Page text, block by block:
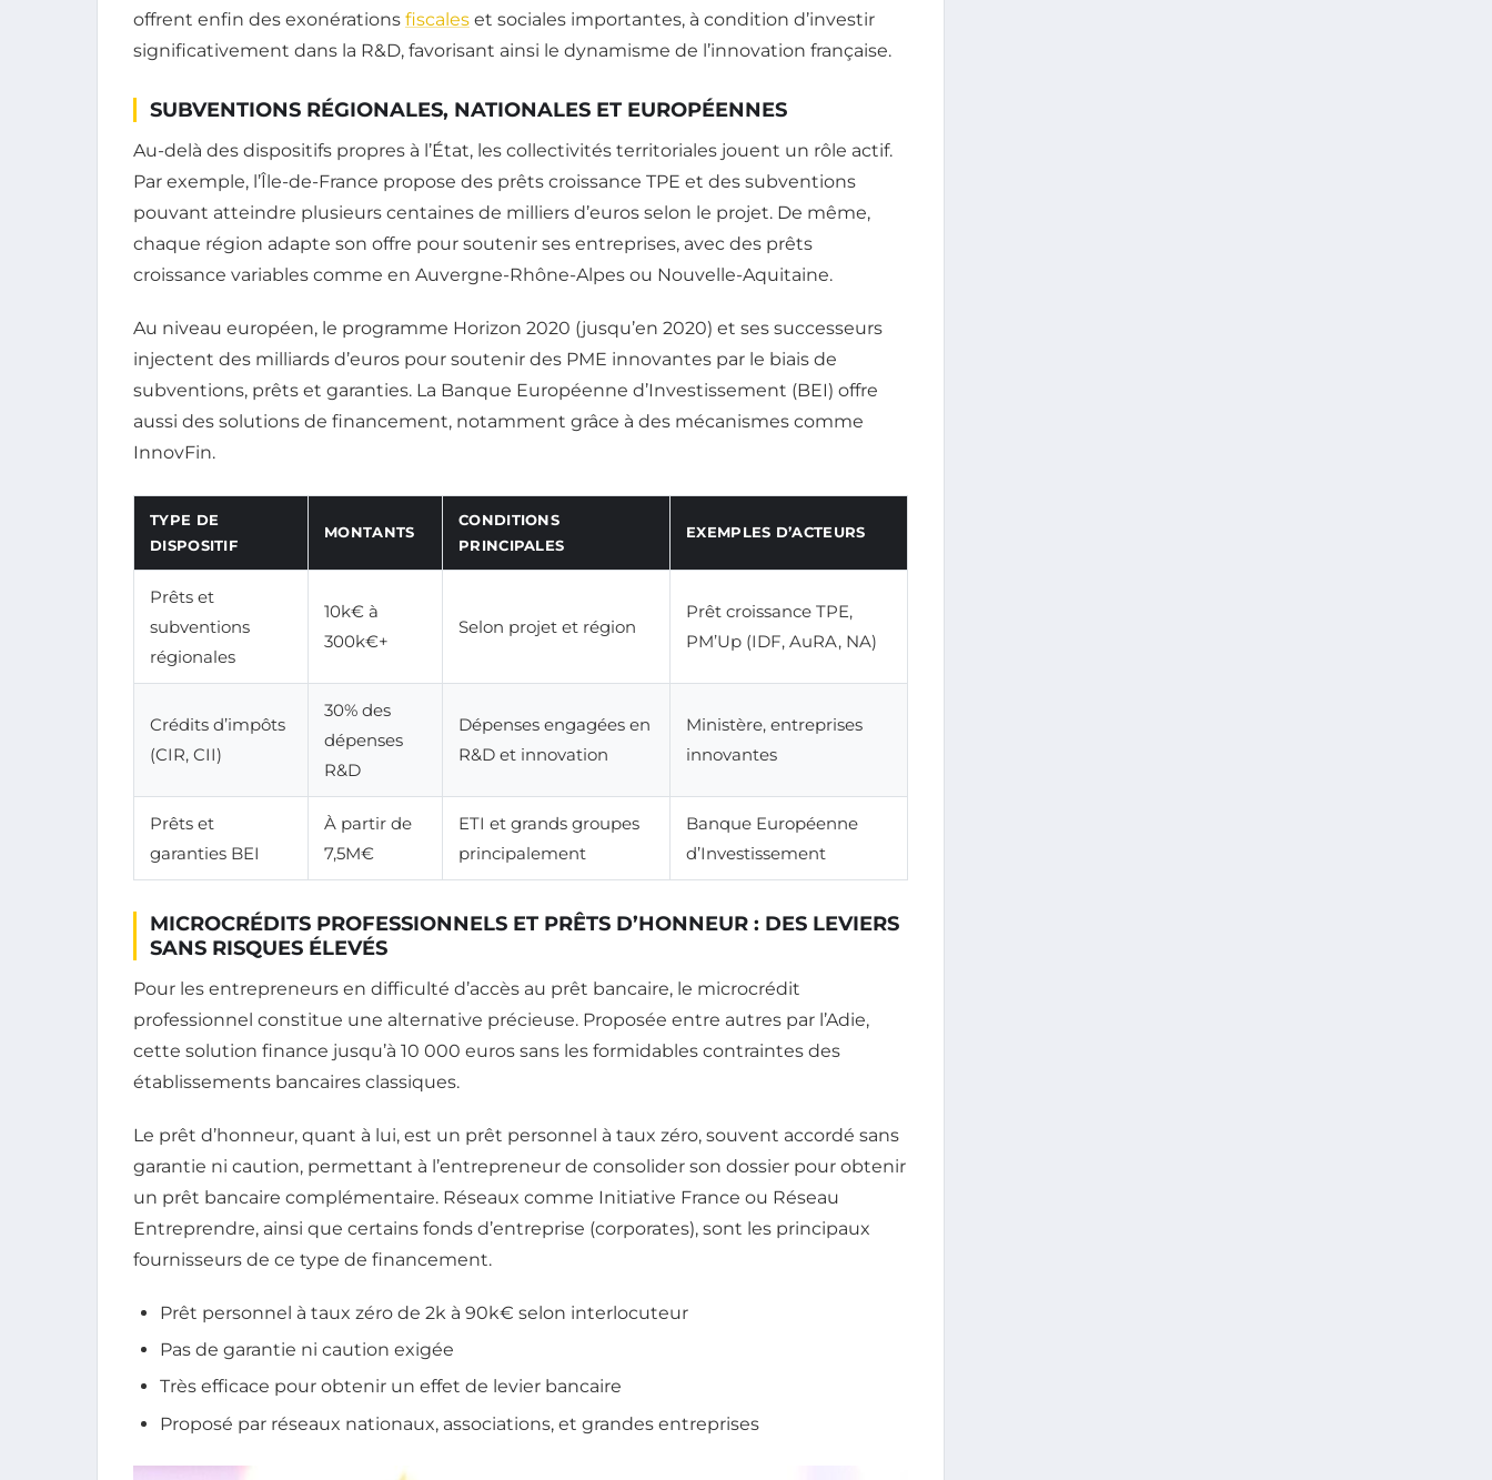
offrent enfin des exonérations fiscales et sociales importantes, à condition d’investir
significativement dans la R&D, favorisant ainsi le dynamisme de l’innovation française.
SUBVENTIONS RÉGIONALES, NATIONALES ET EUROPÉENNES
Au-delà des dispositifs propres à l’État, les collectivités territoriales jouent un rôle actif.
Par exemple, l’Île-de-France propose des prêts croissance TPE et des subventions
pouvant atteindre plusieurs centaines de milliers d’euros selon le projet. De même,
chaque région adapte son offre pour soutenir ses entreprises, avec des prêts
croissance variables comme en Auvergne-Rhône-Alpes ou Nouvelle-Aquitaine.
Au niveau européen, le programme Horizon 2020 (jusqu’en 2020) et ses successeurs
injectent des milliards d’euros pour soutenir des PME innovantes par le biais de
subventions, prêts et garanties. La Banque Européenne d’Investissement (BEI) offre
aussi des solutions de financement, notamment grâce à des mécanismes comme
InnovFin.
TYPE DE
DISPOSITIF
MONTANTS
CONDITIONS
PRINCIPALES
EXEMPLES D’ACTEURS
Prêts et
subventions
régionales
10k€ à
300k€+
Selon projet et région
Prêt croissance TPE,
PM’Up (IDF, AuRA, NA)
Crédits d’impôts
(CIR, CII)
30% des
dépenses
R&D
Dépenses engagées en
R&D et innovation
Ministère, entreprises
innovantes
Prêts et
garanties BEI
À partir de
7,5M€
ETI et grands groupes
principalement
Banque Européenne
d’Investissement
MICROCRÉDITS PROFESSIONNELS ET PRÊTS D’HONNEUR : DES LEVIERS
SANS RISQUES ÉLEVÉS
Pour les entrepreneurs en difficulté d’accès au prêt bancaire, le microcrédit
professionnel constitue une alternative précieuse. Proposée entre autres par l’Adie,
cette solution finance jusqu’à 10 000 euros sans les formidables contraintes des
établissements bancaires classiques.
Le prêt d’honneur, quant à lui, est un prêt personnel à taux zéro, souvent accordé sans
garantie ni caution, permettant à l’entrepreneur de consolider son dossier pour obtenir
un prêt bancaire complémentaire. Réseaux comme Initiative France ou Réseau
Entreprendre, ainsi que certains fonds d’entreprise (corporates), sont les principaux
fournisseurs de ce type de financement.
Prêt personnel à taux zéro de 2k à 90k€ selon interlocuteur
Pas de garantie ni caution exigée
Très efficace pour obtenir un effet de levier bancaire
Proposé par réseaux nationaux, associations, et grandes entreprises